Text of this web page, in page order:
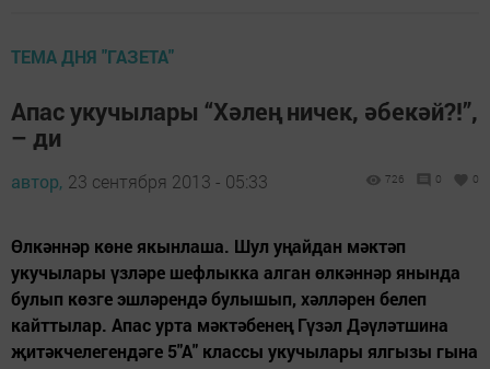
ТЕМА ДНЯ "ГАЗЕТА"
Апас укучылары “Хәлең ничек, әбекәй?!”,
– ди
автор, 23 сентября 2013 - 05:33 726 0 0
Өлкәннәр көне якынлаша. Шул уңайдан мәктәп
укучылары үзләре шефлыкка алган өлкәннәр янында
булып көзге эшләрендә булышып, хәлләрен белеп
кайттылар. Апас урта мәктәбенең Гүзәл Дәүләтшина
җитәкчелегендәге 5"А" классы укучылары ялгызы гына